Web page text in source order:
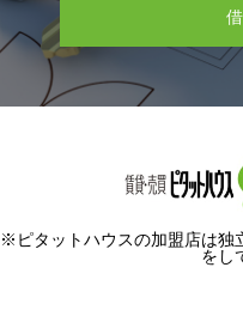
※ピタットハウスの加盟店は独
をし